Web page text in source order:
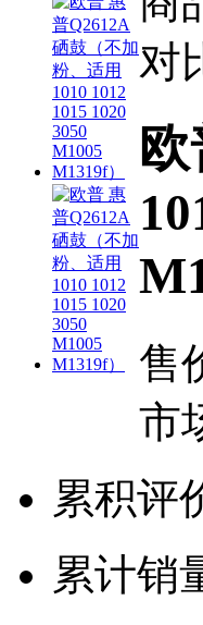
对
售
市
累积评
累计销